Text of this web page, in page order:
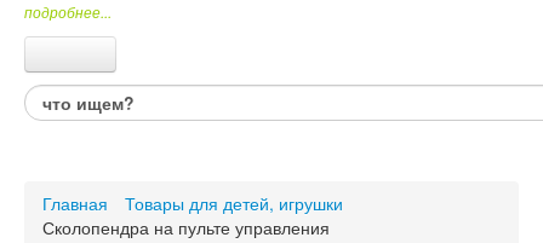
подробнее...
Каталог товаров
Товары для детей, игрушки
Развивающие игры, детское творчество
Главная
Товары для детей, игрушки
Сколопендра на пульте управления